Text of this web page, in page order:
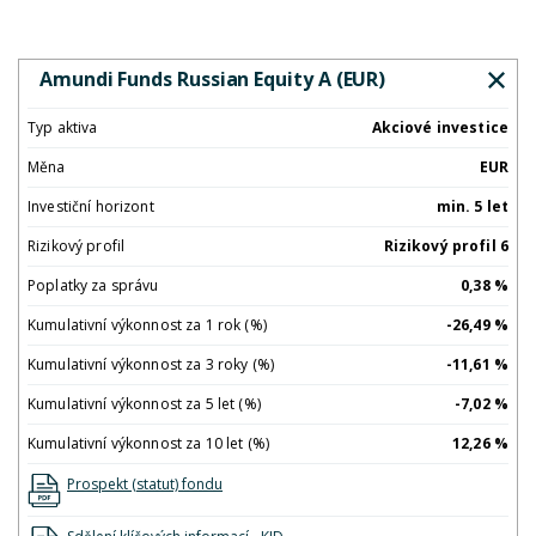
Amundi Funds Russian Equity A (EUR)
Typ aktiva
Akciové investice
Měna
EUR
Investiční horizont
min. 5 let
Rizikový profil
Rizikový profil 6
Poplatky za správu
0,38 %
Kumulativní výkonnost za 1 rok (%)
-26,49 %
Kumulativní výkonnost za 3 roky (%)
-11,61 %
Kumulativní výkonnost za 5 let (%)
-7,02 %
Kumulativní výkonnost za 10 let (%)
12,26 %
Prospekt (statut) fondu